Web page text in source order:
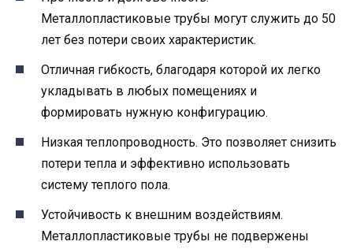
Металлопластиковые трубы могут служить до 50
лет без потери своих характеристик.
Отличная гибкость, благодаря которой их легко
укладывать в любых помещениях и
формировать нужную конфигурацию.
Низкая теплопроводность. Это позволяет снизить
потери тепла и эффективно использовать
систему теплого пола.
Устойчивость к внешним воздействиям.
Металлопластиковые трубы не подвержены